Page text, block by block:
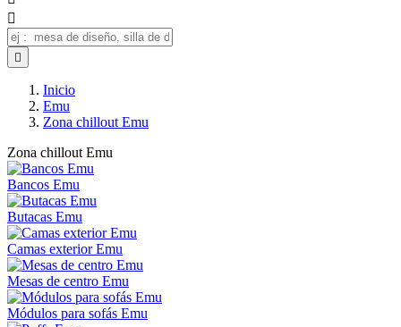


Inicio
Emu
Zona chillout Emu
Zona chillout Emu
Bancos Emu
Butacas Emu
Camas exterior Emu
Mesas de centro Emu
Módulos para sofás Emu